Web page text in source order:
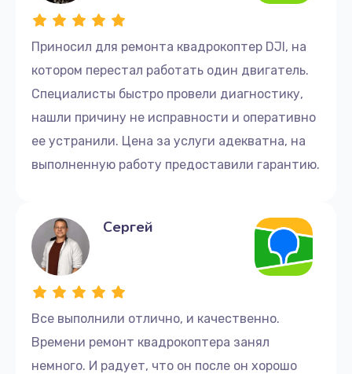
Приносил для ремонта квадрокоптер DJI, на
котором перестал работать один двигатель.
Специалисты быстро провели диагностику,
нашли причину не исправности и оперативно
ее устранили. Цена за услуги адекватна, на
выполненную работу предоставили гарантию.
Все выполнили отлично, и качественно.
Времени ремонт квадрокоптера занял
немного. И радует, что он после он хорошо
Сергей